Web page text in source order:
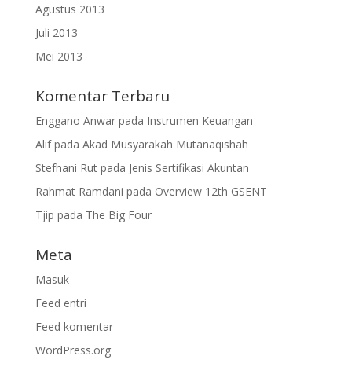
Agustus 2013
Juli 2013
Mei 2013
Komentar Terbaru
Enggano Anwarpada Instrumen Keuangan
Alifpada Akad Musyarakah Mutanaqishah
Stefhani Rutpada Jenis Sertifikasi Akuntan
Rahmat Ramdani pada Overview 12th GSENT
Tjip pada The Big Four
Meta
Masuk
Feed entri
Feed komentar
WordPress.org